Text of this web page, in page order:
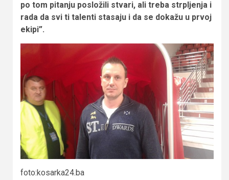
po tom pitanju posložili stvari, ali treba strpljenja i
rada da svi ti talenti stasaju i da se dokažu u prvoj
ekipi”.
foto:kosarka24.ba